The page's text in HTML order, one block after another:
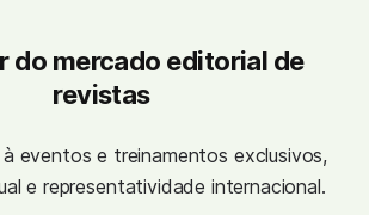
do mercado editorial de
revistas
eventos e treinamentos exclusivos,
e representatividade internacional.